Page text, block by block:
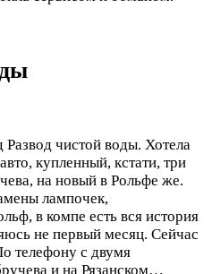
Развод чистой воды. Хотела
купленный, кстати, три
на новый в Рольфе же.
лампочек,
в компе есть вся история
не первый месяц. Сейчас
телефону с двумя
и на Рязанском…